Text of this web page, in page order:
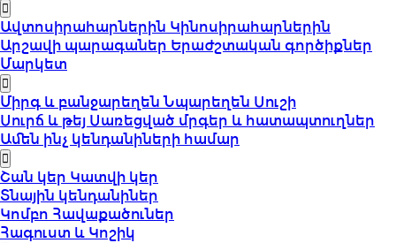
Ավտոսիրահարներին Կինոսիրահարներին
Արշավի պարագաներ Երաժշտական գործիքներ
Մարկետ
Միրգ և բանջարեղենՆպարեղեն Սուշի
Սուրճ և թեյ Սառեցված մրգեր և հատապտուղներ
Ամեն ինչ կենդանիների համար
Շան կեր Կատվի կեր
Տնային կենդանիներ
Կոմբո Հավաքածուներ
Հագուստ և Կոշիկ